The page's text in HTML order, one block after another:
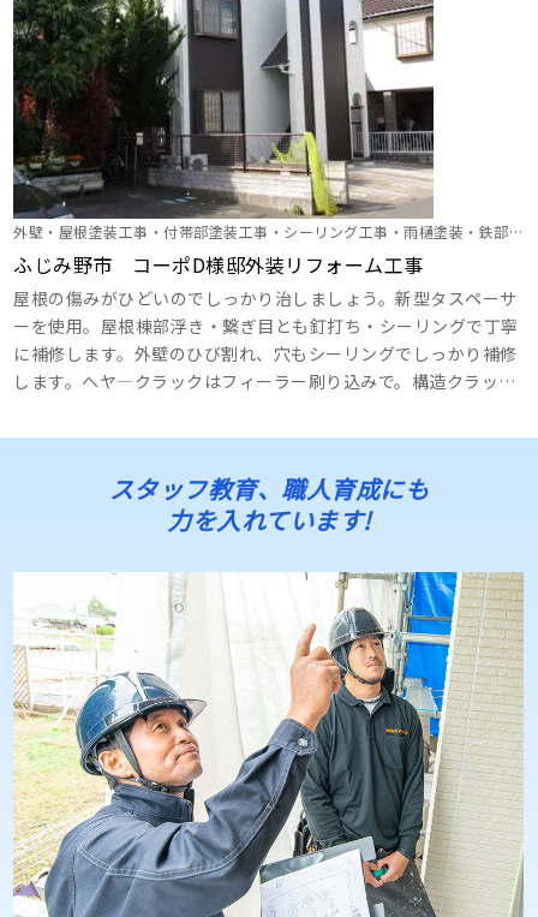
外壁・屋根塗装工事・付帯部塗装工事・シーリング工事・雨樋塗装・鉄部塗
装・笠木塗装・鋳物塗装・車止め設置
ふじみ野市 コーポD様邸外装リフォーム工事
屋根の傷みがひどいのでしっかり治しましょう。新型タスペーサ
ーを使用。屋根棟部浮き・繋ぎ目とも釘打ち・シーリングで丁寧
に補修します。外壁のひび割れ、穴もシーリングでしっかり補修
します。ヘヤ―クラックはフィーラー刷り込みで。構造クラック
します。入口アーチ外壁の仕上げは左官工事+塗装工事で。ベー
墨出しします。色味はお客様のセンスで、カラーシュミレーショ
ンで相談しましょう。 ･･･
スタッフ教育、職人育成にも
力を入れています!